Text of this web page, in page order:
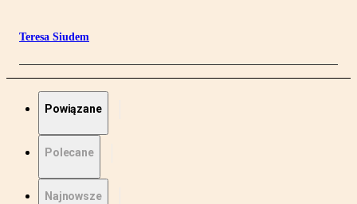
Teresa Siudem
Powiązane
Polecane
Najnowsze